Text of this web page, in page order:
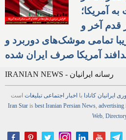
آمریکا؛
قدم آخر و
تمامی موشک‌های دوربرد و
IRANIAN NEWS - رسانه ایرانیان
ایرانیان کانادا با اخبار اجتماعی تبلیغات است
Iran Staris best Iranian Persian News, advertising
Web,